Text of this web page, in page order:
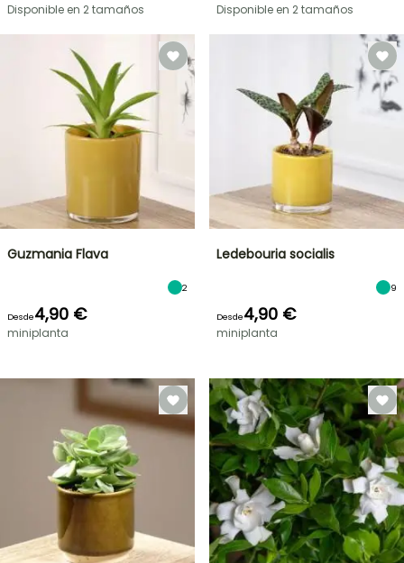
Disponible en 2 tamaños
Disponible en 2 tamaños
Guzmania Flava
2
Desde4,90 €
miniplanta
Ledebouria socialis
9
Desde4,90 €
miniplanta